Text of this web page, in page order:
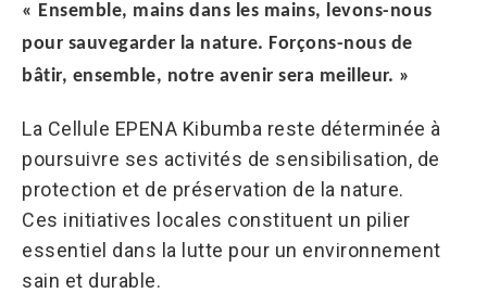
« Ensemble, mains dans les mains, levons-nous
pour sauvegarder la nature. Forçons-nous de
bâtir, ensemble, notre avenir sera meilleur. »
La Cellule EPENA Kibumba reste déterminée à
poursuivre ses activités de sensibilisation, de
protection et de préservation de la nature.
Ces initiatives locales constituent un pilier
essentiel dans la lutte pour un environnement
sain et durable.